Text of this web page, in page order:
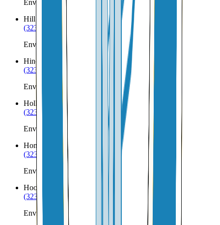
Envíos a Nicaragua desde Hildale
Hill AFB
UT
(323) 953-8100
Envíos a Nicaragua desde Hill AFB
Hinckley
(323) 953-8100
Envíos a Nicaragua desde Hinckley
Holladay
UT
(323) 953-8100
Envíos a Nicaragua desde Holladay
Honeyville
UT
(323) 953-8100
Envíos a Nicaragua desde Honeyville
Hooper
(323) 953-8100
Envíos a Nicaragua desde Hooper